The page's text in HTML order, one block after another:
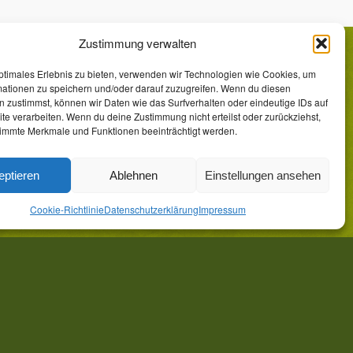
Zustimmung verwalten
Erlebnis zu bieten, verwenden wir Technologien wie Cookies, um
zu speichern und/oder darauf zuzugreifen. Wenn du diesen
zustimmst, können wir Daten wie das Surfverhalten oder eindeutige IDs auf
verarbeiten. Wenn du deine Zustimmung nicht erteilst oder zurückziehst,
Merkmale und Funktionen beeinträchtigt werden.
Ablehnen Einstellungen ansehen
Cookie-RichtlinieDatenschutzerklärungImpressum
LAYOUT &
WEBHOSTING
WAL Werbeagentur-Lauf.de
91207 Lauf a.d. Pegnitz
Werbeagentur-Lauf.de